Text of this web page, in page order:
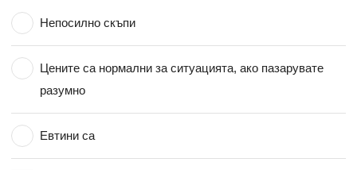
Непосилно скъпи
Цените са нормални за ситуацията, ако пазарувате
разумно
Евтини са